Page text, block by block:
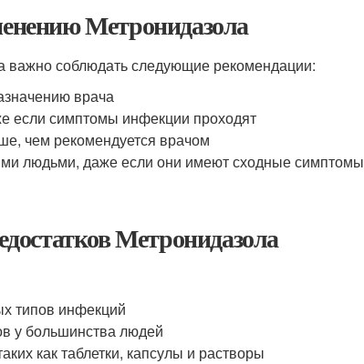
Метронидазола
важно соблюдать следующие рекомендации:
врача
если симптомы инфекции проходят
чем рекомендуется врачом
людьми, даже если они имеют сходные симптомы
Метронидазола
типов инфекций
у большинства людей
как таблетки, капсулы и растворы